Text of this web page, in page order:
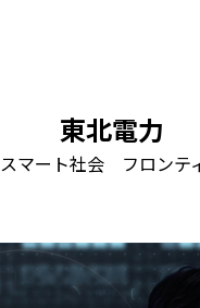
東北電力
スマート社会 フロンテ